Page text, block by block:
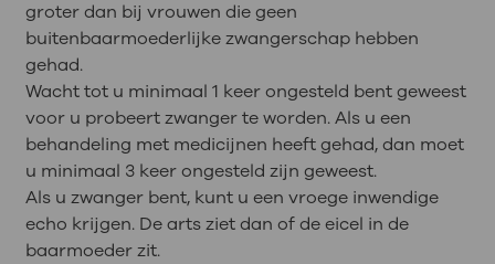
groter dan bij vrouwen die geen
buitenbaarmoederlijke zwangerschap hebben
gehad.
Wacht tot u minimaal 1 keer ongesteld bent geweest
voor u probeert zwanger te worden. Als u een
behandeling met medicijnen heeft gehad, dan moet
u minimaal 3 keer ongesteld zijn geweest.
Als u zwanger bent, kunt u een vroege inwendige
echo krijgen. De arts ziet dan of de eicel in de
baarmoeder zit.